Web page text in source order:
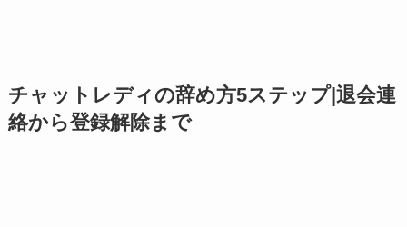
チャットレディの辞め方5ステップ|退会連
絡から登録解除まで